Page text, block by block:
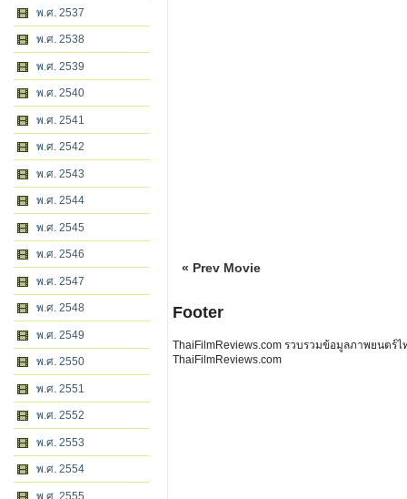
พ.ศ. 2537
พ.ศ. 2538
พ.ศ. 2539
พ.ศ. 2540
พ.ศ. 2541
พ.ศ. 2542
พ.ศ. 2543
พ.ศ. 2544
พ.ศ. 2545
พ.ศ. 2546
พ.ศ. 2547
พ.ศ. 2548
พ.ศ. 2549
พ.ศ. 2550
พ.ศ. 2551
พ.ศ. 2552
พ.ศ. 2553
พ.ศ. 2554
พ.ศ. 2555
« Prev Movie
Footer
ThaiFilmReviews.com รวบรวมข้อมูลภาพยนตร์
ThaiFilmReviews.com